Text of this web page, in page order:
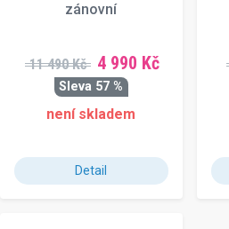
zánovní
11 490 Kč 4 990 Kč
Sleva 57 %
není skladem
Detail